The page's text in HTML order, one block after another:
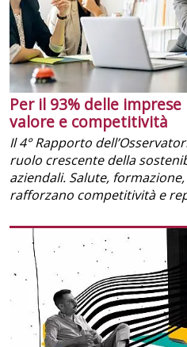
Per il 93% delle
valore e competitività
Il 4° Rapporto
ruolo crescente della
aziendali. Salute,
rafforzano competitività e